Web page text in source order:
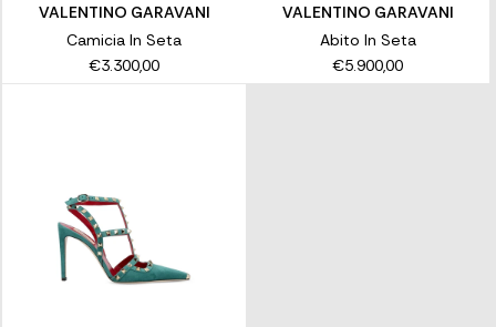
VALENTINO GARAVANI
Camicia In Seta
€3.300,00
VALENTINO GARAVANI
Abito In Seta
€5.900,00